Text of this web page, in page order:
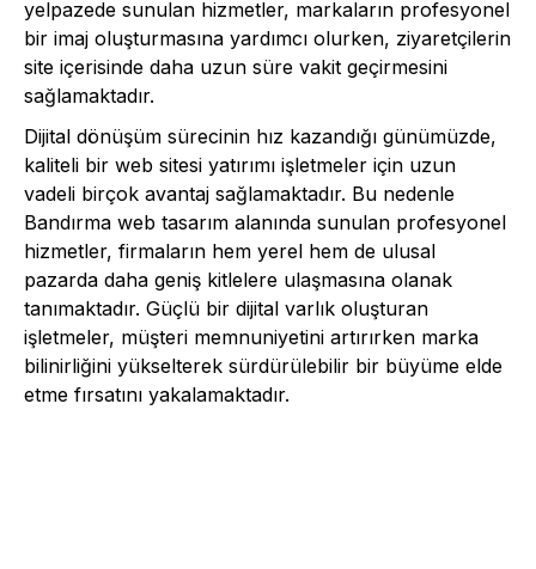
yelpazede sunulan hizmetler, markaların profesyonel
bir imaj oluşturmasına yardımcı olurken, ziyaretçilerin
site içerisinde daha uzun süre vakit geçirmesini
sağlamaktadır.
Dijital dönüşüm sürecinin hız kazandığı günümüzde,
kaliteli bir web sitesi yatırımı işletmeler için uzun
vadeli birçok avantaj sağlamaktadır. Bu nedenle
Bandırma web tasarım alanında sunulan profesyonel
hizmetler, firmaların hem yerel hem de ulusal
pazarda daha geniş kitlelere ulaşmasına olanak
tanımaktadır. Güçlü bir dijital varlık oluşturan
işletmeler, müşteri memnuniyetini artırırken marka
bilinirliğini yükselterek sürdürülebilir bir büyüme elde
etme fırsatını yakalamaktadır.